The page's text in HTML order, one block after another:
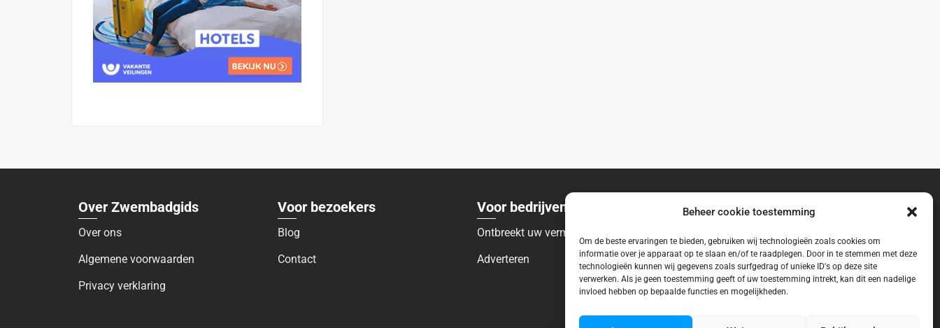
Beheer cookie toestemming
Om de beste ervaringen te bieden, gebruiken wij technologieën zoals cookies om
informatie over je apparaat op te slaan en/of te raadplegen. Door in te stemmen met deze
technologieën kunnen wij gegevens zoals surfgedrag of unieke ID's op deze site
verwerken. Als je geen toestemming geeft of uw toestemming intrekt, kan dit een nadelige
invloed hebben op bepaalde functies en mogelijkheden.
Over Zwembadgids
Over ons
Algemene voorwaarden
Privacy verklaring
Voor bezoekers
Blog
Contact
Voor bedrijven
Ontbreekt uw vermelding?
Adverteren